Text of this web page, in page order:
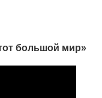
большой мир»